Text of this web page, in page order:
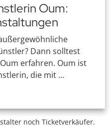
Oum:
Dann solltest
erfahren. Oum ist
die mit ...
noch Ticketverkäufer.